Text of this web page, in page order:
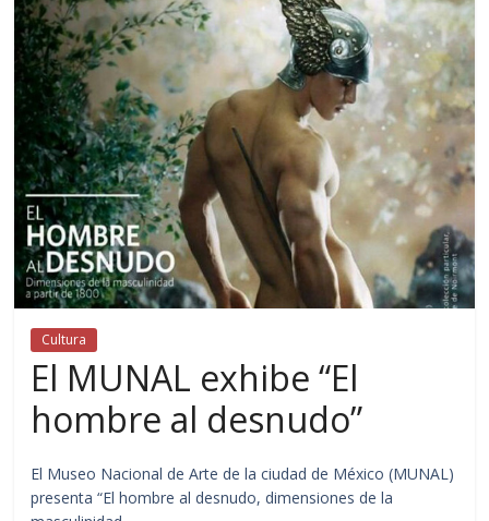
Cultura
El MUNAL exhibe “El
hombre al desnudo”
El Museo Nacional de Arte de la ciudad de México (MUNAL)
presenta “El hombre al desnudo, dimensiones de la